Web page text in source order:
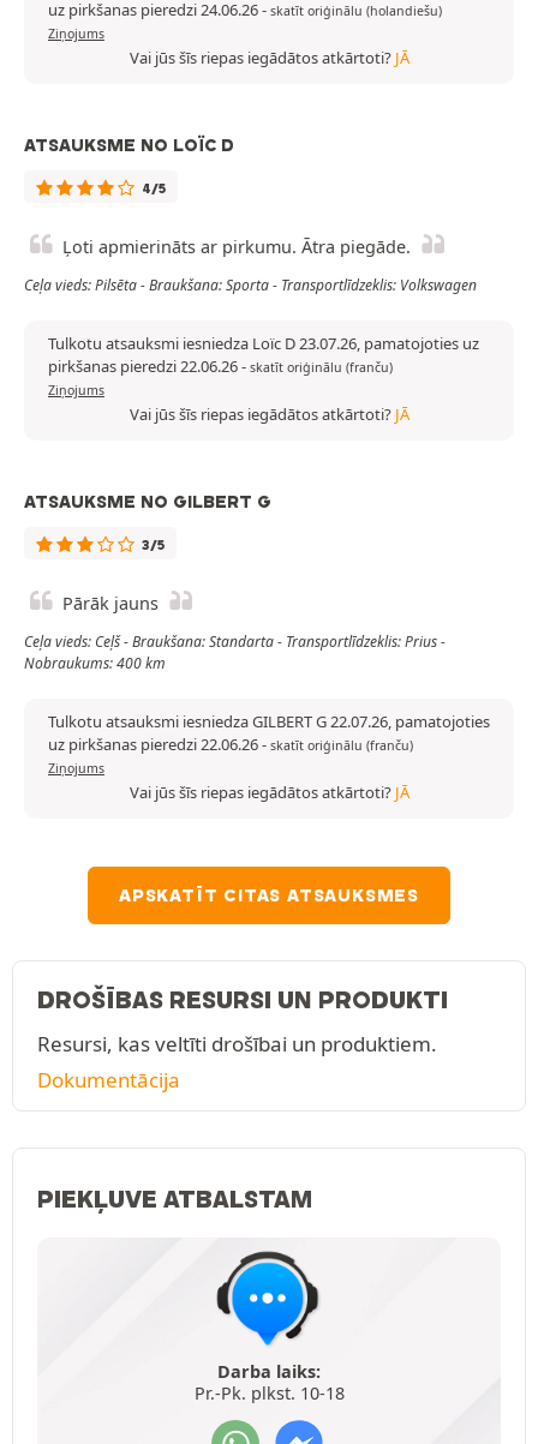
uz pirkšanas pieredzi 24.06.26- skatīt oriģinālu (holandiešu)
Ziņojums
Vai jūs šīs riepas iegādātos atkārtoti? JĀ
ATSAUKSME NO LOÏC D
4/5
Ļoti apmierināts ar pirkumu. Ātra piegāde.
Ceļa vieds: Pilsēta - Braukšana: Sporta - Transportlīdzeklis: Volkswagen
Tulkotu atsauksmi iesniedza Loïc D 23.07.26, pamatojoties uz
pirkšanas pieredzi 22.06.26- skatīt oriģinālu (franču)
Ziņojums
Vai jūs šīs riepas iegādātos atkārtoti? JĀ
ATSAUKSME NO GILBERT G
3/5
Pārāk jauns
Ceļa vieds: Ceļš - Braukšana: Standarta - Transportlīdzeklis: Prius -
Nobraukums: 400 km
Tulkotu atsauksmi iesniedza GILBERT G 22.07.26, pamatojoties
uz pirkšanas pieredzi 22.06.26- skatīt oriģinālu (franču)
Ziņojums
Vai jūs šīs riepas iegādātos atkārtoti? JĀ
APSKATĪT CITAS ATSAUKSMES
DROŠĪBAS RESURSI UN PRODUKTI
Resursi, kas veltīti drošībai un produktiem.
Dokumentācija
PIEKĻUVE ATBALSTAM
Darba laiks:
Pr.-Pk. plkst. 10-18